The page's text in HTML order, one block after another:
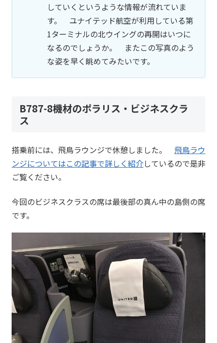
していくというような情報が流れていま
す。 ユナイテッド航空が利用している第
1ターミナルの北ウイングの再開はいつに
なるのでしょうか。 またこの写真のよう
な姿を早く眺めてみたいです。
B787-8機材のポラリス・ビジネスクラ
ス
搭乗前には、飛鳥ラウンジで休憩しました。 飛鳥ラウ
ンジについてはこの記事で詳しく紹介しているので是非
ご覧ください。
今回のビジネスクラスの席は最後部の真ん中の島側の席
です。